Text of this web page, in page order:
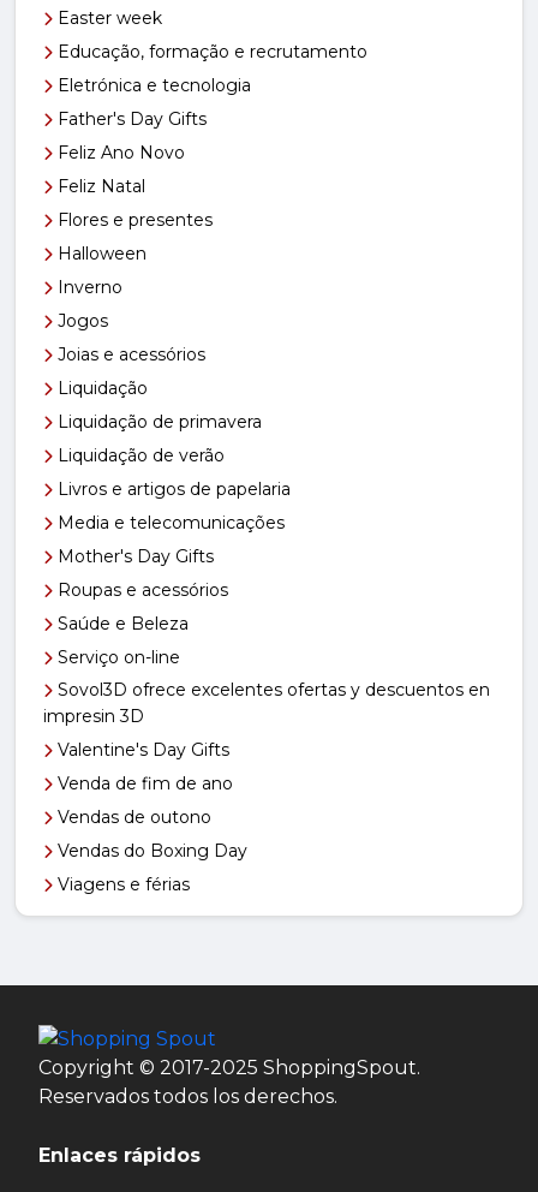
Easter week
Educação, formação e recrutamento
Eletrónica e tecnologia
Father's Day Gifts
Feliz Ano Novo
Feliz Natal
Flores e presentes
Halloween
Inverno
Jogos
Joias e acessórios
Liquidação
Liquidação de primavera
Liquidação de verão
Livros e artigos de papelaria
Media e telecomunicações
Mother's Day Gifts
Roupas e acessórios
Saúde e Beleza
Serviço on-line
Sovol3D ofrece excelentes ofertas y descuentos en
impresin 3D
Valentine's Day Gifts
Venda de fim de ano
Vendas de outono
Vendas do Boxing Day
Viagens e férias
Copyright © 2017-2025 ShoppingSpout.
Reservados todos los derechos.
Enlaces rápidos